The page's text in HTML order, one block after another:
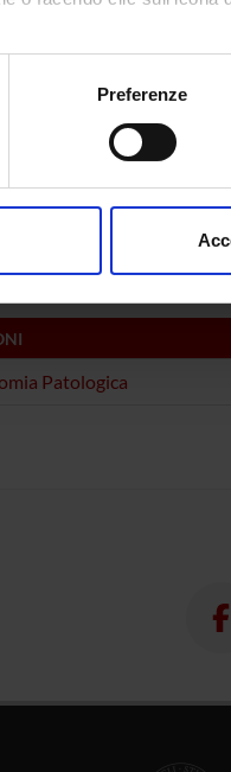
anche:
sulla tua posizione
in qualsiasi
e social media, i
dei loro servizi.
Preferenze
Chilosi
DI RICERCA COINVOLTE DAL
(DBT)
(DNBM)
Patologica